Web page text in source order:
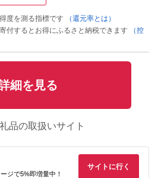
度を測る指標です
（還元率とは）
付するとお得にふるさと納税できます
（控
細を見る
品の取扱いサイト
ジで5%即増量中！
サイトに行く